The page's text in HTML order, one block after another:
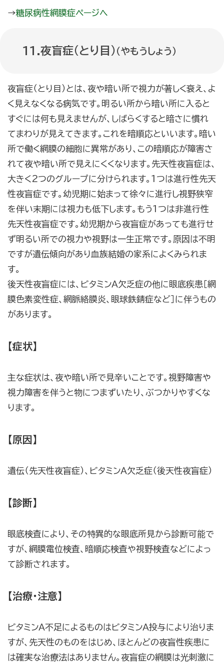
→糖尿病性網膜症ページへ
11.夜盲症（とり目） （やもうしょう）
夜盲症（とり目）とは、夜や暗い所で視力が著しく衰え、よ
く見えなくなる病気です。明るい所から暗い所に入ると
すぐには何も見えませんが、しばらくすると暗さに慣れ
てまわりが見えてきます。これを暗順応といいます。暗い
所で働く網膜の細胞に異常があり、この暗順応が障害さ
れて夜や暗い所で見えにくくなります。先天性夜盲症は、
大きく2つのグループに分けられます。1つは進行性先天
性夜盲症です。幼児期に始まって徐々に進行し視野狭窄
を伴い末期には視力も低下します。もう1つは非進行性
先天性夜盲症です。幼児期から夜盲症があっても進行せ
ず明るい所での視力や視野は一生正常です。原因は不明
ですが遺伝傾向があり血族結婚の家系によくみられま
す。
後天性夜盲症には、ビタミンＡ欠乏症の他に眼底疾患［網
膜色素変性症、網脈絡膜炎、眼球鉄錆症など］に伴うもの
があります。
【症状】
主な症状は、夜や暗い所で見辛いことです。視野障害や
視力障害を伴うと物につまずいたり、ぶつかりやすくな
ります。
【原因】
遺伝（先天性夜盲症）、ビタミンＡ欠乏症（後天性夜盲症）
【診断】
眼底検査により、その特異的な眼底所見から診断可能で
すが、網膜電位検査、暗順応検査や視野検査などによっ
て診断されます。
【治療・注意】
ビタミンＡ不足によるものはビタミンＡ投与により治りま
すが、先天性のものをはじめ、ほとんどの夜盲性疾患に
は確実な治療法はありません。夜盲症の網膜は光刺激に